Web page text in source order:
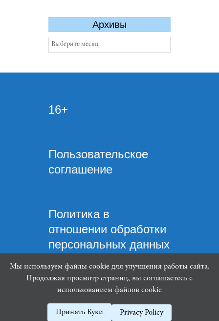
Архивы
Архивы
16+
Пользовательское
соглашение
Политика в
отношении обработки
персональных данных
Mindware Lab ©
Мы используем файлы cookie для улучшения работы сайта.
Продолжая просмотр страниц, вы соглашаетесь с
использованием файлов cookie
Принять Куки Privacy Policy